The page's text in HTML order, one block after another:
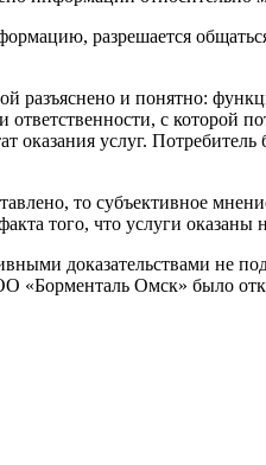
разрешается
разъяснено и понятно:
с которой
оказания услуг.
то субъективное
того, что услуги оказаны
доказательствами не
«Борменталь Омск» было